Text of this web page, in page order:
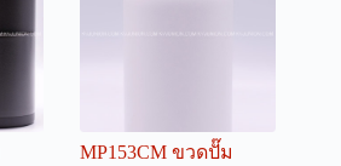
MP153CM ขวดปั๊ม